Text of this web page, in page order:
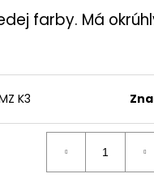
farby. Má
K3